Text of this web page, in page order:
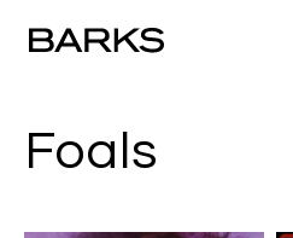
Foals